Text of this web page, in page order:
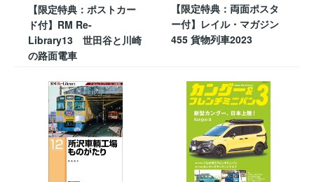
【限定特典：ポストカー
ド付】RM Re-
Library13 世田谷と川崎
の路面電車
【限定特典：両面ポスタ
ー付】レイル・マガジン
455 貨物列車2023